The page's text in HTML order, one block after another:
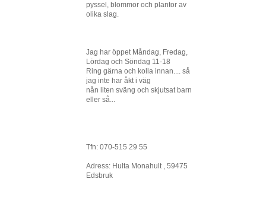
pyssel, blommor och plantor av
olika slag.
Jag har öppet Måndag, Fredag,
Lördag och Söndag 11-18
Ring gärna och kolla innan.... så
jag inte har åkt i väg
nån liten sväng och skjutsat barn
eller så...
Tfn: 070-515 29 55
Adress: Hulta Monahult , 59475
Edsbruk